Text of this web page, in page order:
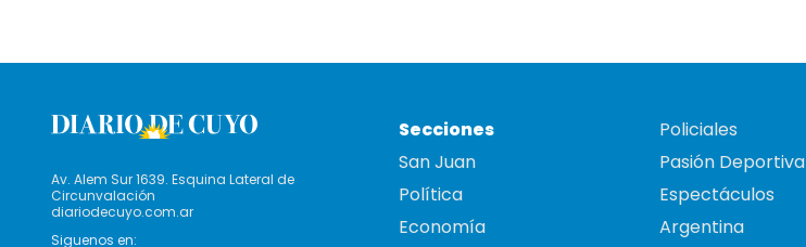
Av. Alem Sur 1639. Esquina Lateral de
Circunvalación
diariodecuyo.com.ar
Siguenos en:
Secciones
San Juan
Política
Economía
Policiales
Pasión Deportiva
Espectáculos
Argentina